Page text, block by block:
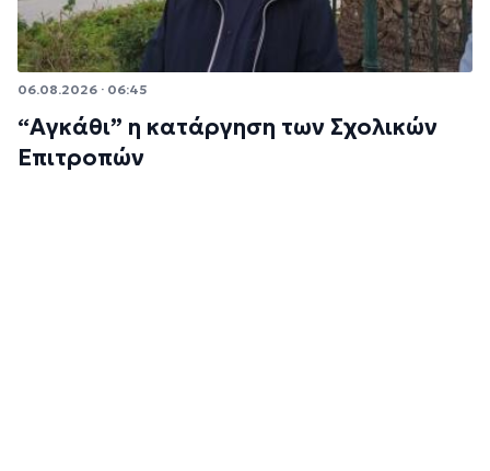
06.08.2026 · 06:45
“Αγκάθι” η κατάργηση των Σχολικών
Επιτροπών